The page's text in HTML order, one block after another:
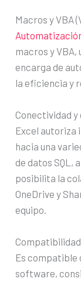
Macros y VBA
macros y VBA,
encarga de
la eficiencia y
Conectividad
Excel autoriza
hacia una
de datos SQL,
posibilita la
OneDrive y
equipo.
Es compatible
software,